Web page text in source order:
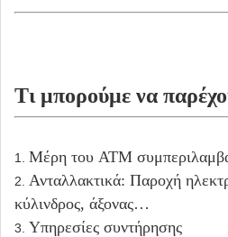
Τι μπορούμε να
1. Μέρη του ATM
2. Ανταλλακτικά: Παροχή
κύλινδρος, άξονας…
3. Υπηρεσίες συντήρησης